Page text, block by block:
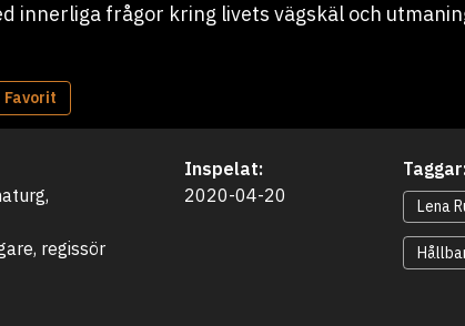
innerliga frågor kring livets vägskäl och
Favorit
regissör
Inspelat:
2020-04-20
Lena